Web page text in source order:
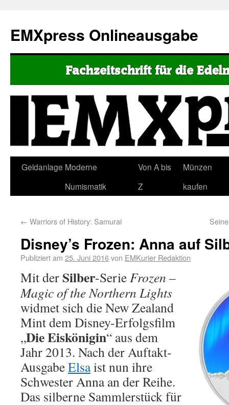
EMXpress Onlineausgabe
Geldanlage Moderne
Numismatik
Von A bis
Z
Münzen
kaufen
← Warriors of History: Samurai
Disney’s Frozen: Anna auf
Publiziert am 25. Juni 2016von EMKurier Redaktion
Mit der Silber-SerieFrozen –
Magic of the Northern Lights
widmet sich die New Zealand
Mint dem Disney-Erfolgsfilm
„Die Eiskönigin“ aus dem
Jahr 2013. Nach der Auftakt-
AusgabeElsaist nun ihre
Schwester Anna an der Reihe.
Das silberne Sammlerstück für